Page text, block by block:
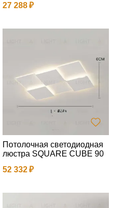
27 288
Потолочная светодиодная
люстра SQUARE CUBE 90
52 332